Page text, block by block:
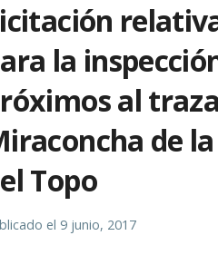
la
al
de
Topo
el 9 junio, 2017